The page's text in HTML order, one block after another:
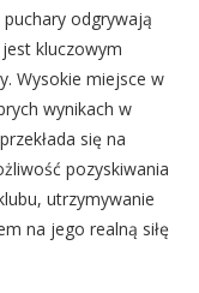
odgrywają
kluczowym
Wysokie miejsce w
wynikach w
się na
pozyskiwania
utrzymywanie
na jego realną siłę